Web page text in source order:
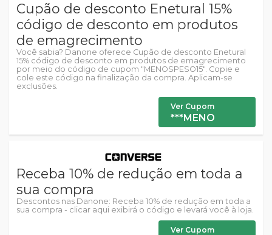
Cupão de desconto Enetural 15%
código de desconto em produtos
de emagrecimento
Você sabia? Danone oferece Cupão de desconto Enetural
15% código de desconto em produtos de emagrecimento
por meio do código de cupom "MENOSPESO15". Copie e
cole este código na finalização da compra. Aplicam-se
exclusões.
Ver Cupom
***MENO
Receba 10% de redução em toda a
sua compra
Descontos nas Danone: Receba 10% de redução em toda a
sua compra - clicar aqui exibirá o código e levará você à loja.
Ver Cupom